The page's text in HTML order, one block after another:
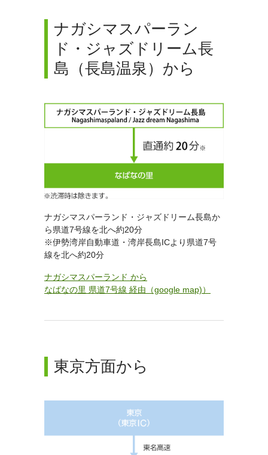
ナガシマスパーラン
ド・ジャズドリーム長
島（長島温泉）から
ナガシマスパーランド・ジャズドリーム長島か
ら県道7号線を北へ約20分
※伊勢湾岸自動車道・湾岸長島ICより県道7号
線を北へ約20分
ナガシマスパーランド から
なばなの里 県道7号線 経由（google map)）
東京方面から